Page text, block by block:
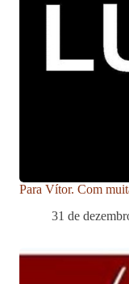
Para Vítor. Com
31 de